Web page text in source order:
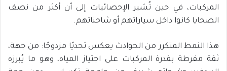
المركبات، في حين تُشير الإحصائيات إلى أن أكثر من نصف
الضحايا كانوا داخل سياراتهم أو شاحناتهم.
هذا النمط المتكرر من الحوادث يعكس تحديًا مزدوجًا: من جهة،
ثقة مفرطة بقدرة المركبات على اجتياز المياه، وهو ما يُبرزه